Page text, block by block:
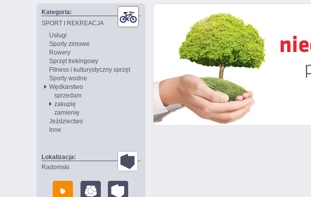
Kategoria:
SPORT I REKREACJA
Usługi
Sporty zimowe
Rowery
Sprzęt trekingowy
Fitness i kulturystyczny sprzęt
Sporty wodne
Wędkarstwo
sprzedam
zakupię
zamienię
Jeździectwo
Inne
Lokalizacja:
Radomski